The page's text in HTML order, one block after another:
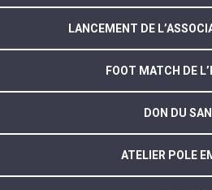
LANCEMENT DE
FOOT MATCH DE
DON DU
ATELIER POLE